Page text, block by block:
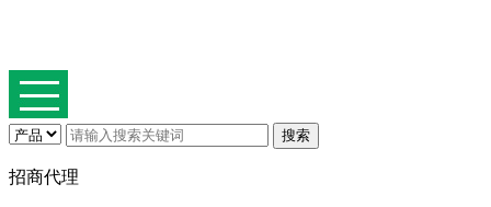
招商代理